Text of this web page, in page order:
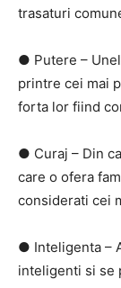
trasaturi
● Putere –
printre cei mai
forta lor fiind
● Curaj – Din
care o ofera
considerati cei
● Inteligenta –
inteligenti si se